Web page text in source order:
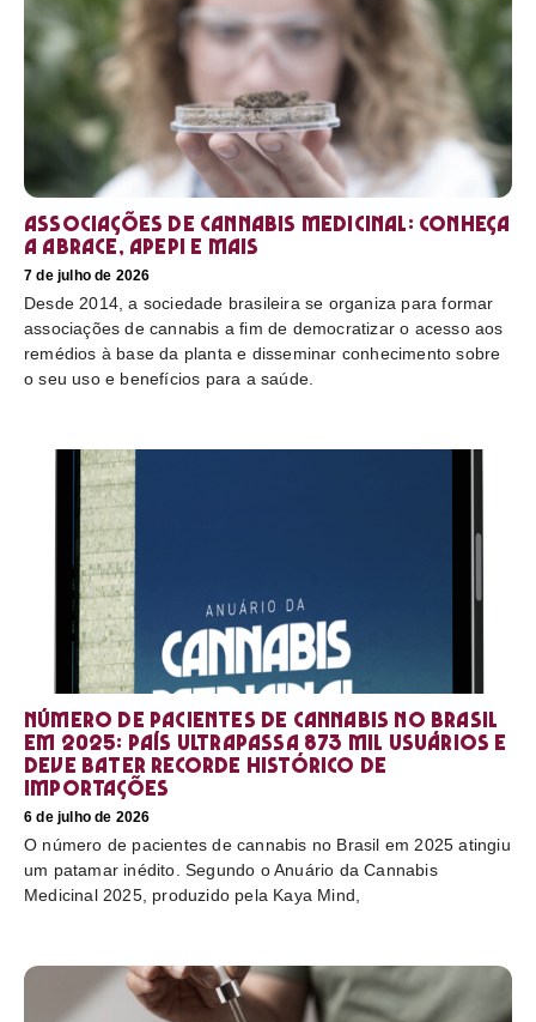
Associações de cannabis medicinal: conheça
a Abrace, Apepi e mais
7 de julho de 2026
Desde 2014, a sociedade brasileira se organiza para formar
associações de cannabis a fim de democratizar o acesso aos
remédios à base da planta e disseminar conhecimento sobre
o seu uso e benefícios para a saúde.
Número de pacientes de cannabis no Brasil
em 2025: país ultrapassa 873 mil usuários e
deve bater recorde histórico de
importações
6 de julho de 2026
O número de pacientes de cannabis no Brasil em 2025 atingiu
um patamar inédito. Segundo o Anuário da Cannabis
Medicinal 2025, produzido pela Kaya Mind,